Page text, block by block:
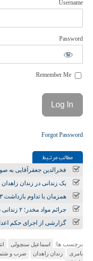
Username
Password
Forgot Password
مطالب مرتـبط
فخرالدین جعفرآقایی به
یک زندانی در زندان
همزمان با تداوم بازداشت ۳ تن؛ دو شهروند با وثیقه از زندان زاهدان آزاد شدند
جرائم مواد مخدر؛ ۲ زندانی در زندان زاهدان اعدام شدند
گزارشی از اجرای حکم اعدام ۵ زندانی در زندان‌های
برچسب ها: اسماعیل سنچولی
بامری
زندان زاهدان ضرب و شتم